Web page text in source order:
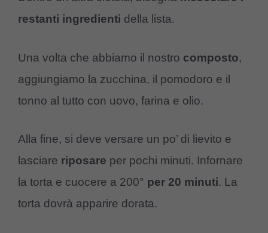
restanti ingredienti della lista.
Una volta che abbiamo il nostro composto,
aggiungiamo la zucchina, il pomodoro e il
tonno al tutto con uovo, farina e olio.
Alla fine, si deve versare un po’ di lievito e
lasciare riposare per pochi minuti. Infornare
la torta e cuocere a 200° per 20 minuti. La
torta dovrà apparire dorata.